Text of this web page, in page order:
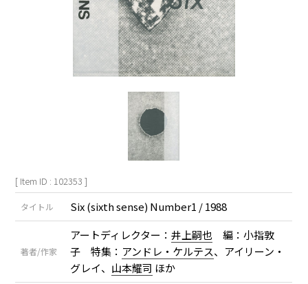
[ Item ID : 102353 ]
タイトル Six (sixth sense) Number1 / 1988
著者/作家
アートディレクター：井上嗣也 編：小指敦
子 特集： アンドレ・ケルテス、アイリーン・
グレイ、 山本耀司 ほか